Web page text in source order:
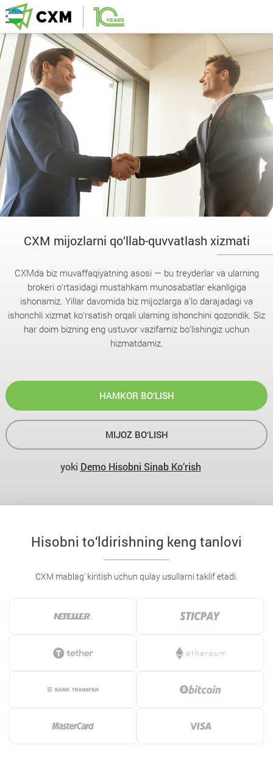
CXM mijozlarni qo‘llab-quvvatlash xizmati
CXMda biz muvaffaqiyatning asosi — bu treyderlar va ularning
brokeri o‘rtasidagi mustahkam munosabatlar ekanligiga
ishonamiz. Yillar davomida biz mijozlarga a’lo darajadagi va
ishonchli xizmat ko‘rsatish orqali ularning ishonchini qozondik. Siz
har doim bizning eng ustuvor vazifamiz bo’lishingiz uchun
hizmatdamiz.
HAMKOR BO‘LISH
MIJOZ BO‘LISH
yoki Demo Hisobni Sinab Ko‘rish
Hisobni to‘ldirishning keng tanlovi
CXM mablag‘ kiritish uchun qulay usullarni taklif etadi.